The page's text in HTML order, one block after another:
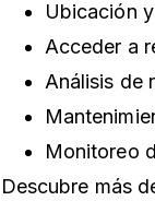
Ubicación
Acceder a
Análisis de
Monitoreo
Descubre más